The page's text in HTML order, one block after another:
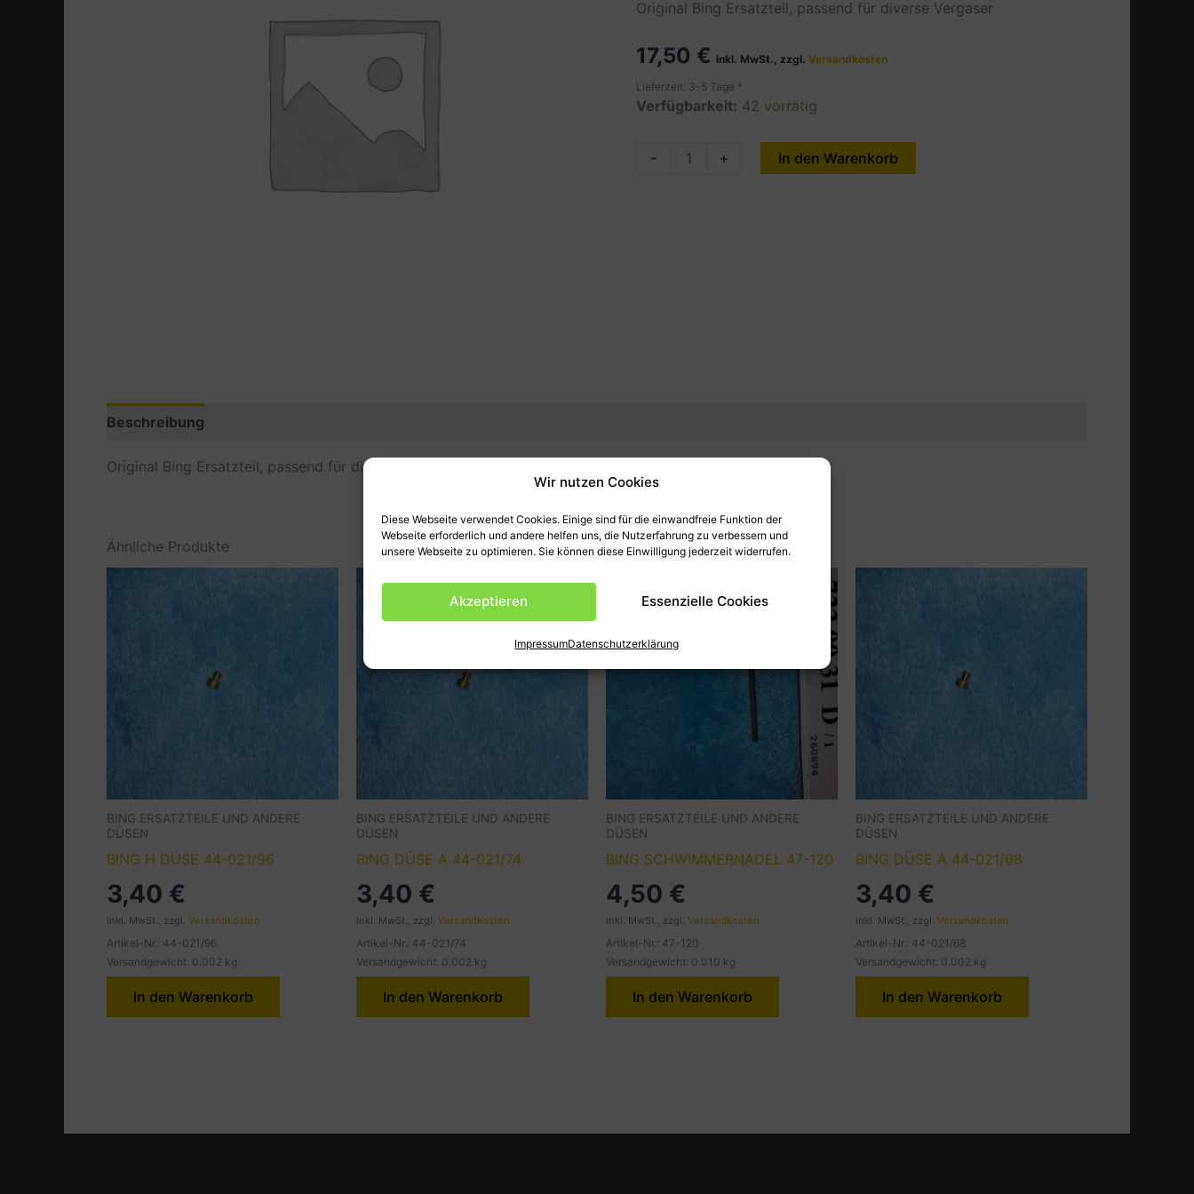
Wir nutzen Cookies
Diese Webseite verwendet Cookies. Einige sind für die einwandfreie Funktion der
Webseite erforderlich und andere helfen uns, die Nutzerfahrung zu verbessern und
unsere Webseite zu optimieren. Sie können diese Einwilligung jederzeit widerrufen.
Akzeptieren Essenzielle Cookies
ImpressumDatenschutzerklärung
Original Bing Ersatzteil, passend für diverse Vergaser
17,50 € inkl. MwSt., zzgl.Versandkosten
Lieferzeit: 3-5 Tage *
Verfügbarkeit: 42 vorrätig
- + In den Warenkorb
Beschreibung
Original Bing Ersatzteil, passend für diverse Vergaser
Ähnliche Produkte
BING ERSATZTEILE UND ANDERE
DÜSEN
BING H DÜSE 44-021/96
3,40 €
inkl. MwSt., zzgl. Versandkosten
Artikel-Nr.: 44-021/96
Versandgewicht: 0.002 kg
In den Warenkorb
BING ERSATZTEILE UND ANDERE
DÜSEN
BING DÜSE A 44-021/74
3,40 €
inkl. MwSt., zzgl. Versandkosten
Artikel-Nr.: 44-021/74
Versandgewicht: 0.002 kg
In den Warenkorb
BING ERSATZTEILE UND ANDERE
DÜSEN
BING SCHWIMMERNADEL 47-120
4,50 €
inkl. MwSt., zzgl. Versandkosten
Artikel-Nr.: 47-120
Versandgewicht: 0.010 kg
In den Warenkorb
BING ERSATZTEILE UND ANDERE
DÜSEN
BING DÜSE A 44-021/68
3,40 €
inkl. MwSt., zzgl. Versandkosten
Artikel-Nr.: 44-021/68
Versandgewicht: 0.002 kg
In den Warenkorb